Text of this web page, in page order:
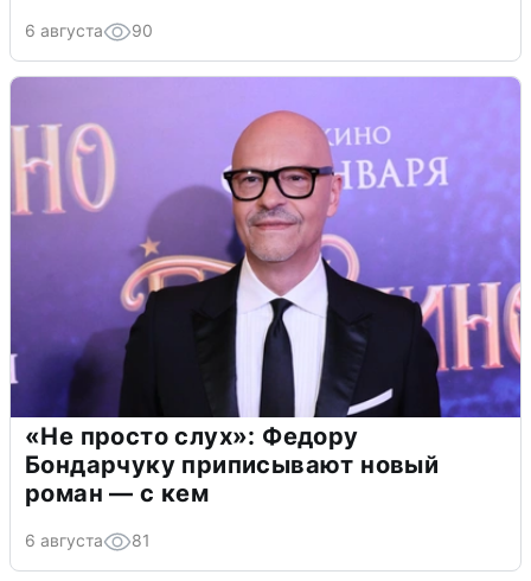
6 августа 90
«Не просто слух»: Федору
Бондарчуку приписывают новый
роман — с кем
6 августа 81